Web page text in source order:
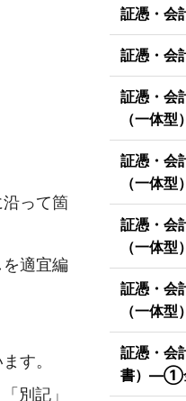
って箇
適宜編
す。
別記」
証憑・会
証憑・会
証憑・会
（一体型
証憑・会
（一体型
証憑・会
（一体型
証憑・会
（一体型
証憑・会
書）―①